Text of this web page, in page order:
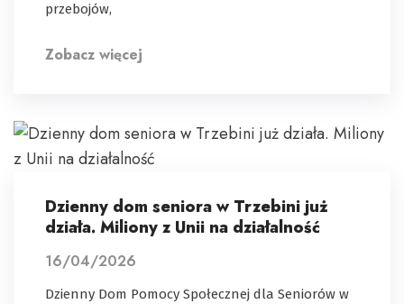
przebojów,
Zobacz więcej
Dzienny dom seniora w Trzebini już
działa. Miliony z Unii na działalność
16/04/2026
Dzienny Dom Pomocy Społecznej dla Seniorów w